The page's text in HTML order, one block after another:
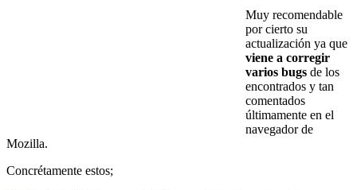
Muy recomendable
por cierto su
actualización ya que
viene a corregir
varios bugs de los
encontrados y tan
comentados
últimamente en el
navegador de
Mozilla.
Concrétamente estos;